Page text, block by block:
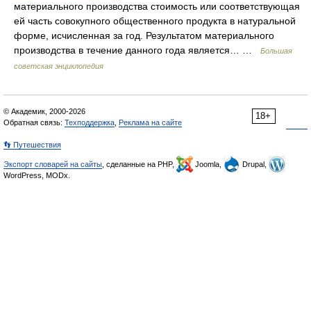
материального производства стоимость или соответствующая
ей часть совокупного общественного продукта в натуральной
форме, исчисленная за год. Результатом материального
производства в течение данного года является… …
Большая
советская энциклопедия
18+
© Академик, 2000-2026
Обратная связь: Техподдержка Реклама на сайте
👣 Путешествия
Экспорт словарей на сайты , сделанные на PHP, Joomla,
Drupal,
WordPress, MODx.